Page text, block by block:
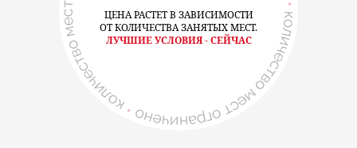
ЦЕНА РАСТЕТ В ЗАВИСИМОСТИ
ОТ КОЛИЧЕСТВА ЗАНЯТЫХ МЕСТ.
ЛУЧШИЕ УСЛОВИЯ - СЕЙЧАС